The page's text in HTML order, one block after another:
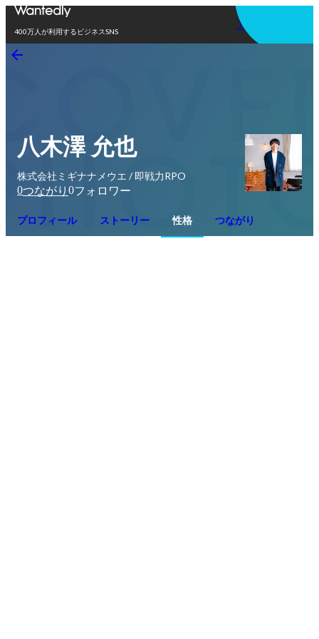
400万人が利用するビジネスSNS
アプリを使う
八木澤 允也
株式会社ミギナナメウエ / 即戦力RPO
0つながり 0フォロワー
プロフィール ストーリー 性格 つながり